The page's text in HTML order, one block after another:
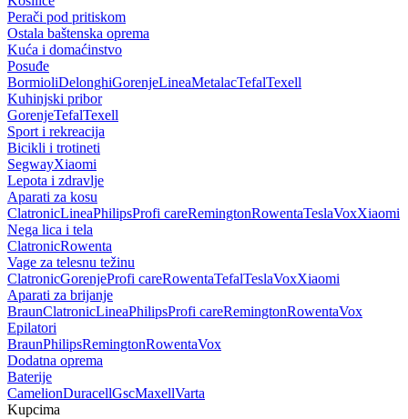
Perači pod pritiskom
Ostala baštenska oprema
Kuća i domaćinstvo
Posuđe
BormioliDelonghiGorenjeLineaMetalacTefalTexell
Kuhinjski pribor
GorenjeTefalTexell
Sport i rekreacija
Bicikli i trotineti
SegwayXiaomi
Lepota i zdravlje
Aparati za kosu
ClatronicLineaPhilipsProfi careRemingtonRowentaTeslaVoxXiaomi
Nega lica i tela
ClatronicRowenta
Vage za telesnu težinu
ClatronicGorenjeProfi careRowentaTefalTeslaVoxXiaomi
Aparati za brijanje
BraunClatronicLineaPhilipsProfi careRemingtonRowentaVox
Epilatori
BraunPhilipsRemingtonRowentaVox
Dodatna oprema
Baterije
CamelionDuracellGscMaxellVarta
Kupcima